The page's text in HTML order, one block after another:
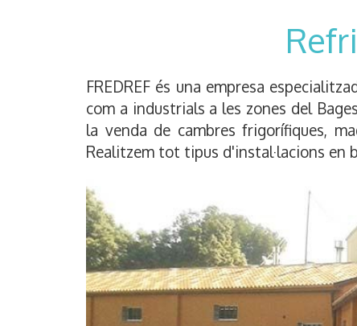
FREDREF és una empresa
com a industrials a les zones del
la venda de cambres frigorífiques,
Realitzem tot tipus d'instal·lacions en